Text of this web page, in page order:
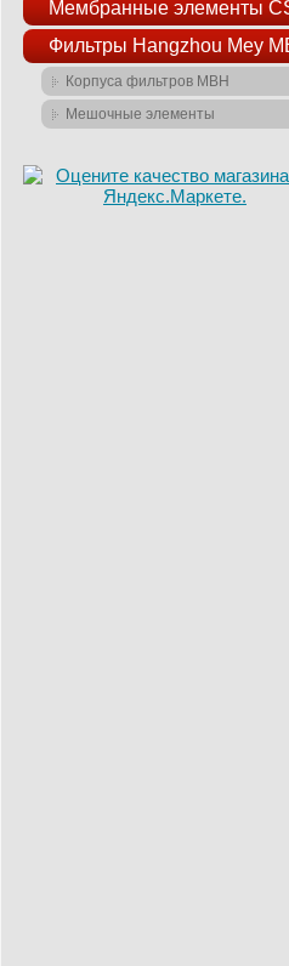
Мембранные элементы
Фильтры Hangzhou Mey
Корпуса фильтров MBH
Мешочные элементы